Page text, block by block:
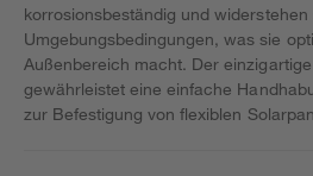
korrosionsbeständig und
Umgebungsbedingungen, was sie
Außenbereich macht. Der
gewährleistet eine einfache
zur Befestigung von flexiblen